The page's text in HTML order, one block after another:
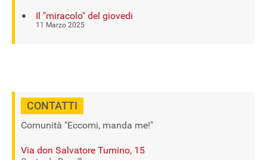
Il "miracolo" del giovedi
11 Marzo 2025
CONTATTI
Comunità "Eccomi, manda me!"
Via don Salvatore Tumino, 15